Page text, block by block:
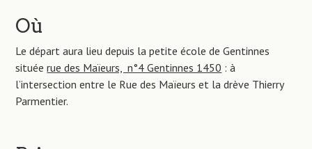
Où
Le départ aura lieu depuis la petite école de Gentinnes
situéerue des Maïeurs, n°4 Gentinnes 1450 : à
l’intersection entre le Rue des Maïeurs et la drève Thierry
Parmentier.